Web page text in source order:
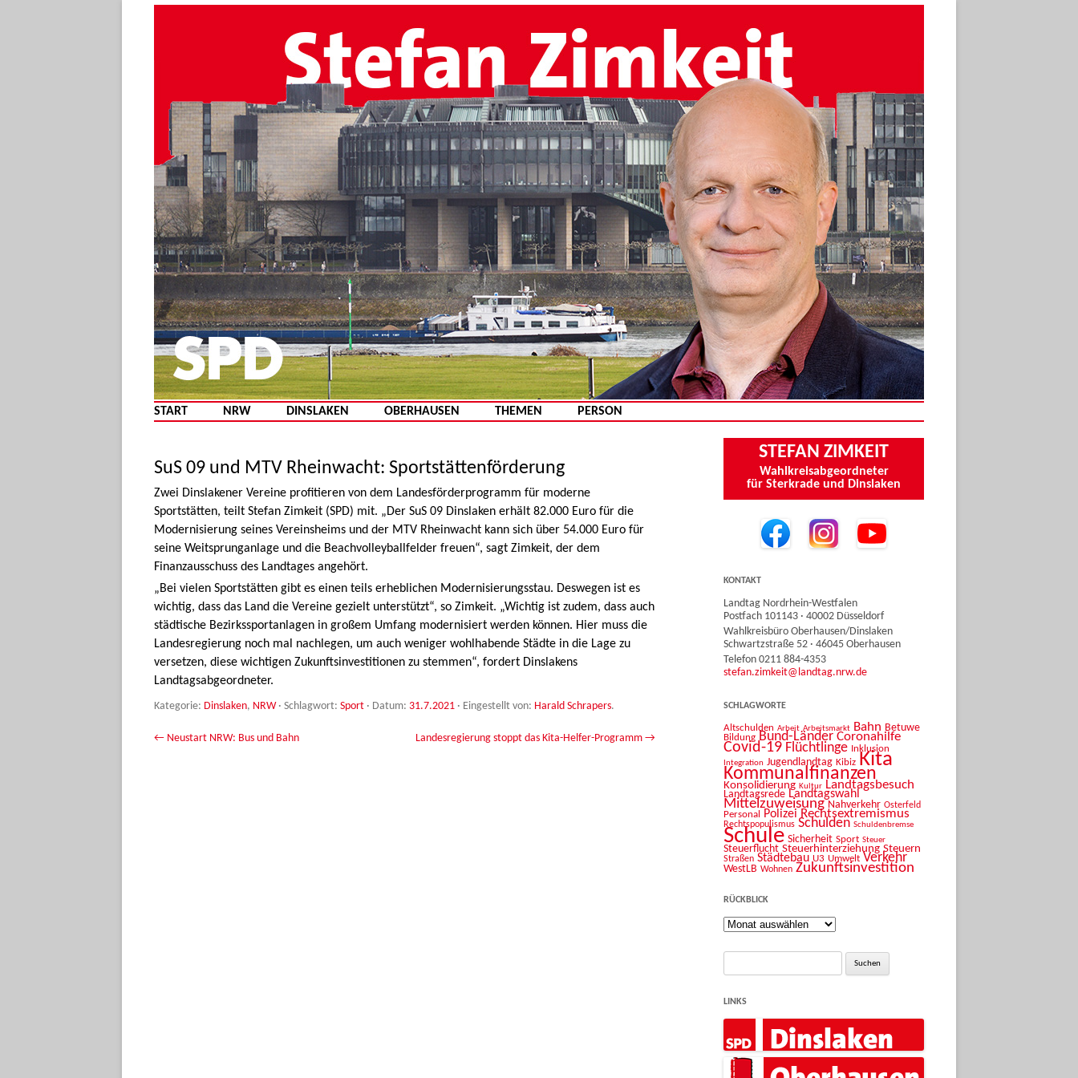
Zum Inhalt springen
START NRW DINSLAKEN OBERHAUSEN THEMEN PERSON
SuS 09 und MTV Rheinwacht: Sportstättenförderung
Zwei Dinslakener Vereine profitieren von dem Landesförderprogramm für moderne
Sportstätten, teilt Stefan Zimkeit (SPD) mit. „Der SuS 09 Dinslaken erhält 82.000 Euro für die
Modernisierung seines Vereinsheims und der MTV Rheinwacht kann sich über 54.000 Euro für
seine Weitsprunganlage und die Beachvolleyballfelder freuen“, sagt Zimkeit, der dem
Finanzausschuss des Landtages angehört.
„Bei vielen Sportstätten gibt es einen teils erheblichen Modernisierungsstau. Deswegen ist es
wichtig, dass das Land die Vereine gezielt unterstützt“, so Zimkeit. „Wichtig ist zudem, dass auch
städtische Bezirkssportanlagen in großem Umfang modernisiert werden können. Hier muss die
Landesregierung noch mal nachlegen, um auch weniger wohlhabende Städte in die Lage zu
versetzen, diese wichtigen Zukunftsinvestitionen zu stemmen“, fordert Dinslakens
Landtagsabgeordneter.
Kategorie: Dinslaken, NRW· Schlagwort: Sport · Datum: 31.7.2021 · Eingestellt von: Harald Schrapers.
Beitrags-Navigation
← Neustart NRW: Bus und Bahn Landesregierung stoppt das Kita-Helfer-Programm →
STEFAN ZIMKEIT
Wahlkreisabgeordneter
für Sterkrade und Dinslaken
KONTAKT
Landtag Nordrhein-Westfalen
Postfach 101143 · 40002 Düsseldorf
Wahlkreisbüro Oberhausen/Dinslaken
Schwartzstraße 52 · 46045 Oberhausen
Telefon 0211 884-4353
stefan.zimkeit@landtag.nrw.de
SCHLAGWORTE
Altschulden Arbeit Arbeitsmarkt Bahn Betuwe
Bildung Bund-Länder Coronahilfe
Covid-19 Flüchtlinge Inklusion
Integration Jugendlandtag Kibiz Kita
Kommunalfinanzen
Konsolidierung Kultur Landtagsbesuch
Landtagsrede Landtagswahl
Mittelzuweisung Nahverkehr Osterfeld
Personal Polizei Rechtsextremismus
Rechtspopulismus Schulden Schuldenbremse
Schule Sicherheit Sport Steuer
Steuerflucht Steuerhinterziehung Steuern
Straßen Städtebau U3 Umwelt Verkehr
WestLB Wohnen Zukunftsinvestition
RÜCKBLICK
Rückblick
Suche
LINKS